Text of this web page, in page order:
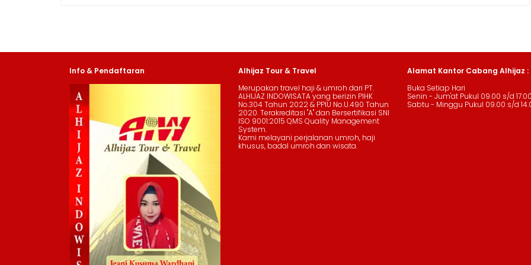
Info & Pendaftaran
Alhijaz Tour & Travel
Merupakan travel haji & umroh dari PT.
ALHIJAZ INDOWISATA yang berizin PIHK
No.304 Tahun 2022 & PPIU No.U.490 Tahun
2020. Terakreditasi "A" dan Bersertifikasi SNI
ISO 9001:2015 QMS Quality Management
System.
Kami melayani perjalanan umroh, haji
khusus, badal umroh dan wisata.
Alamat Kantor Cabang Alhijaz :
Buka Setiap Hari
Senin - Jum'at Pukul 09.00 s/d
Sabtu - Minggu Pukul 09.00 s/d